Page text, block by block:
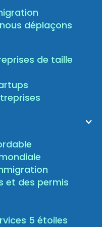
déplaçons
de taille
et des permis
5 étoiles